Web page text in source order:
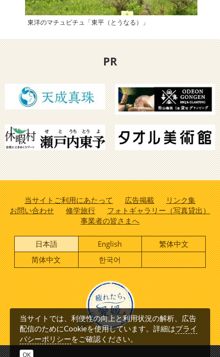
東洋のマチュピチュ「東平（とうなる）」
PR
当サイトご利用にあたって 広告掲載
リンク集
お問い合わせ
修学旅行
フォトギャラリー（写真貸出）
事業者の皆さまへ
日本語 English
繁体中文
简体中文
한국어
当サイトでは、利便性の向上と利用状況の解析、広告
配信のためにCookieを使用しています。詳細はプライ
バシーポリシーをご確認ください。
OK